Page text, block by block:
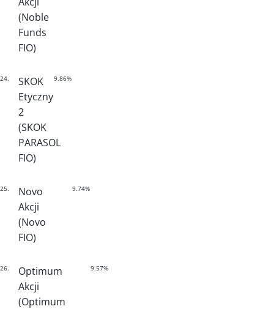
(Noble
Funds
FIO)
24.
SKOK
Etyczny
2
(SKOK
PARASOL
FIO)
9.86%
25.
Novo
Akcji
(Novo
FIO)
9.74%
26.
Optimum
Akcji
(Optimum
9.57%